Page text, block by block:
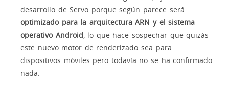
desarrollo de Servo porque según parece será
optimizado para la arquitectura ARN y el sistema
operativo Android, lo que hace sospechar que quizás
este nuevo motor de renderizado sea para
dispositivos móviles pero todavía no se ha confirmado
nada.